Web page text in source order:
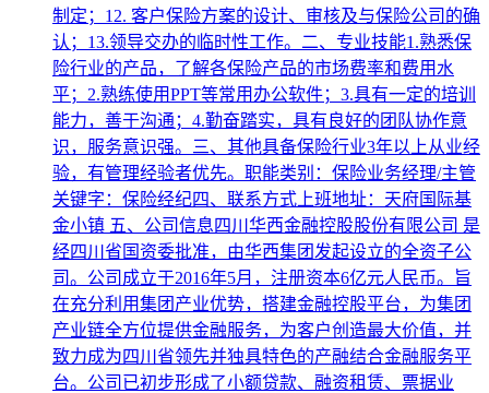
制定；12. 客户保险方案的设计、审核及与保险公司的确
认；13.领导交办的临时性工作。二、专业技能1.熟悉保
险行业的产品，了解各保险产品的市场费率和费用水
平；2.熟练使用PPT等常用办公软件；3.具有一定的培训
能力，善于沟通；4.勤奋踏实，具有良好的团队协作意
识，服务意识强。三、其他具备保险行业3年以上从业经
验，有管理经验者优先。职能类别：保险业务经理/主管
关键字：保险经纪四、联系方式上班地址：天府国际基
金小镇 五、公司信息四川华西金融控股股份有限公司 是
经四川省国资委批准，由华西集团发起设立的全资子公
司。公司成立于2016年5月，注册资本6亿元人民币。旨
在充分利用集团产业优势，搭建金融控股平台，为集团
产业链全方位提供金融服务，为客户创造最大价值，并
致力成为四川省领先并独具特色的产融结合金融服务平
台。公司已初步形成了小额贷款、融资租赁、票据业